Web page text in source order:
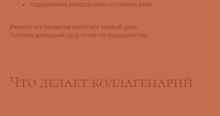
поддержание комфортного состояния кожи.
Именно эти привычки работают каждый день.
Поэтому домашний уход остаётся фундаментом.
Что делает коллагенарий